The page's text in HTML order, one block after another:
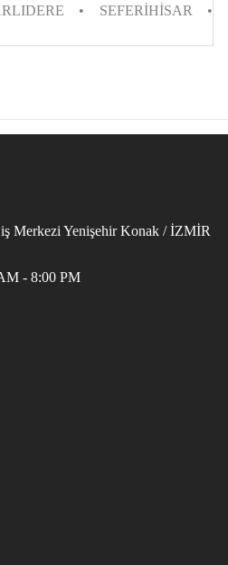
• SEFERİHİSAR •
Merkezi Yenişehir Konak / İZMİR
- 8:00 PM